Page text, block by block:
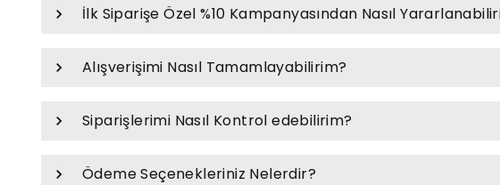
İlk Siparişe Özel %10 Kampanyasından Nasıl
Alışverişimi Nasıl Tamamlayabilirim?
Siparişlerimi Nasıl Kontrol edebilirim?
Ödeme Seçenekleriniz Nelerdir?